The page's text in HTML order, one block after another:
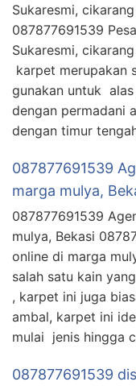
Sukaresmi,
087877691539
Sukaresmi,
karpet merupakan
gunakan untuk
dengan permadani
dengan timur
087877691539
marga mulya,
087877691539
mulya, Bekasi
online di marga
salah satu kain
, karpet ini juga
ambal, karpet ini
mulai jenis hingga
087877691539